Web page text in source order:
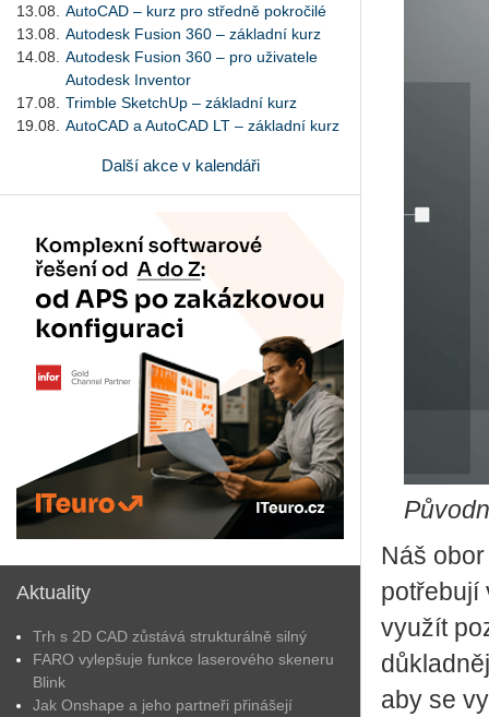
13.08.
AutoCAD – kurz pro středně pokročilé
13.08.
Autodesk Fusion 360 – základní kurz
14.08.
Autodesk Fusion 360 – pro uživatele
Autodesk Inventor
17.08.
Trimble SketchUp – základní kurz
19.08.
AutoCAD a AutoCAD LT – základní kurz
Další akce v kalendáři
Aktuality
Trh s 2D CAD zůstává strukturálně silný
FARO vylepšuje funkce laserového skeneru
Blink
Jak Onshape a jeho partneři přinášejí
Náš
potřebují
využít
aby se